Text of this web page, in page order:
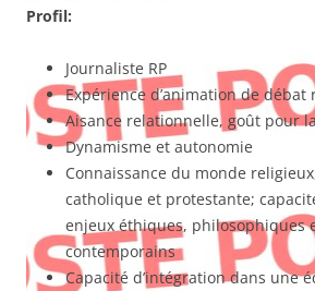
Profil:
Journaliste RP
Expérience d’animation de débat
Aisance relationnelle, goût pour
Dynamisme et autonomie
Connaissance du monde
catholique et protestante;
enjeux éthiques, philosophiques
contemporains
Capacité d’intégration dans une